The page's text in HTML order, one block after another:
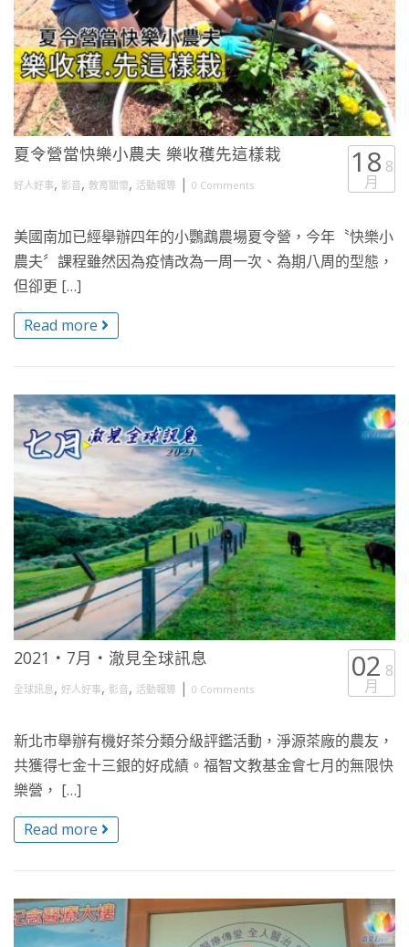
夏令營當快樂小農夫 樂收穫先這樣栽
好人好事, 影音, 教育關懷, 活動報導 | 0 Comments
18 8
月
美國南加已經舉辦四年的小鸚鵡農場夏令營，今年〝快樂小
農夫〞課程雖然因為疫情改為一周一次、為期八周的型態，
但卻更 […]
Read more
2021・7月・澈見全球訊息
全球訊息, 好人好事, 影音, 活動報導 | 0 Comments
02 8
月
新北市舉辦有機好茶分類分級評鑑活動，淨源茶廠的農友，
共獲得七金十三銀的好成績。福智文教基金會七月的無限快
樂營， […]
Read more